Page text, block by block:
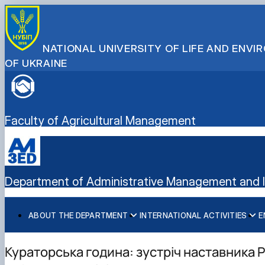
NATIONAL UNIVERSITY OF LIFE AND
OF UKRAINE
Faculty of Agricultural Management
Department of Administrative Management
ABOUT THE DEPARTMENT
History
Staff of the department
INTERNATIONAL ACTIVITIES
International activities
Project DAAD
Bachelor's degree
Кураторська година: зустріч наставника